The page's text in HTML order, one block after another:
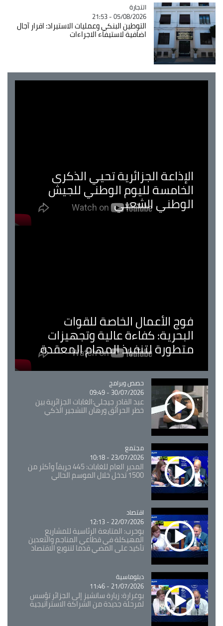
Catégorie
التجارة
05/08/2026 - 21:53
التوطين البنكي وعمليات الاستيراد: اقرار آجال
اضافية لاستيفاء الاجراءات
الإذاعة الجزائرية تحيي الذكرى
الخامسة لليوم الوطني للجيش
الوطني الشعبي
فوج الأعمال الخاصة للقوات
البحرية: كفاءة عالية وتجهيزات
متطورة لتنفيذ المهام المعقدة
Catégorie
حصص وبرامج
30/07/2026 - 09:49
عبد القادر جيجلي:الغابات الجزائرية بين
خطر الحرائق ورهان التشجير الذكي
Catégorie
مجتمع
23/07/2026 - 10:18
المدير العام للغابات: 445 حريقاً وأكثر من
1500 تدخل خلال الموسم الحالي
Catégorie
اقتصاد
22/07/2026 - 12:13
بوحرب: المتابعة الرئاسية للمشاريع
المهيكلة في قطاعي المناجم والتعدين
تأكيد على المضي قدما لتنويع الاقتصاد
Catégorie
دبلوماسية
21/07/2026 - 11:46
بوغرارة: زيارة سانشيز إلى الجزائر تؤسس
لمرحلة جديدة من الشراكة الاستراتيجية